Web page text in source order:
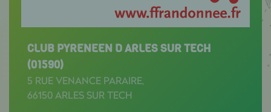
CLUB PYRENEEN D ARLES SUR TECH
(01590)
5 RUE VENANCE PARAIRE,
66150 ARLES SUR TECH